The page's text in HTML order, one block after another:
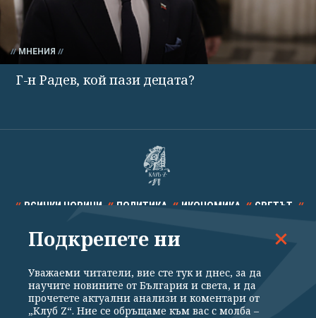
МНЕНИЯ
Г-н Радев, кой пази децата?
ВСИЧКИ НОВИНИ ПОЛИТИКА ИКОНОМИКА СВЕТЪТ
СПОРТ КУЛТУРА ТЕХНОЛОГИИ КАЛЕЙДОСКОП
Подкрепете ни
Уважаеми читатели, вие сте тук и днес, за да
научите новините от България и света, и да
прочетете актуални анализи и коментари от
„Клуб Z“. Ние се обръщаме към вас с молба –